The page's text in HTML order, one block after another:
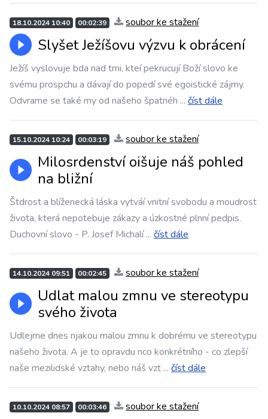
18.10.2024 10:40 00:02:39 soubor ke stažení
Slyšet Ježíšovu výzvu k obrácení
Ježíš vyslovuje bda nad tmi, kteí pekrucují Boží slovo ke
svému prospchu a dávají do popedí své egoistické zájmy.
Odvrame se také my od našeho špatnéh ... číst dále
15.10.2024 10:24 00:03:19 soubor ke stažení
Milosrdenství oišuje náš pohled
na bližní
Štdrost a blíženecká láska vytváí vnitní svobodu a moudrost
života, která nepotebuje zákazy a úzkostné plnní pedpis.
Duchovní slovo - P. Josef Michalí... číst dále
14.10.2024 09:51 00:02:45 soubor ke stažení
Udlat malou zmnu ve stereotypu
svého života
Udlejme dnes njakou malou zmnu k dobrému ve stereotypu
našeho života. A je to opravdu nco konkrétního - co zlepší
naše mezilidské vztahy, nebo náš vzt ... číst dále
10.10.2024 08:57 00:03:46 soubor ke stažení